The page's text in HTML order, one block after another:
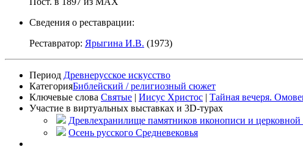
Сведения о реставрации:
Реставратор: Ярыгина И.В. (1973)
Период Древнерусское искусство
КатегорияБиблейский / религиозный сюжет
Ключевые слова Святые | Иисус Христос | Тайная вечеря.
Участие в виртуальных выставках и 3D-турах
Древлехранилище памятников иконописи и церковной
Осень русского Средневековья